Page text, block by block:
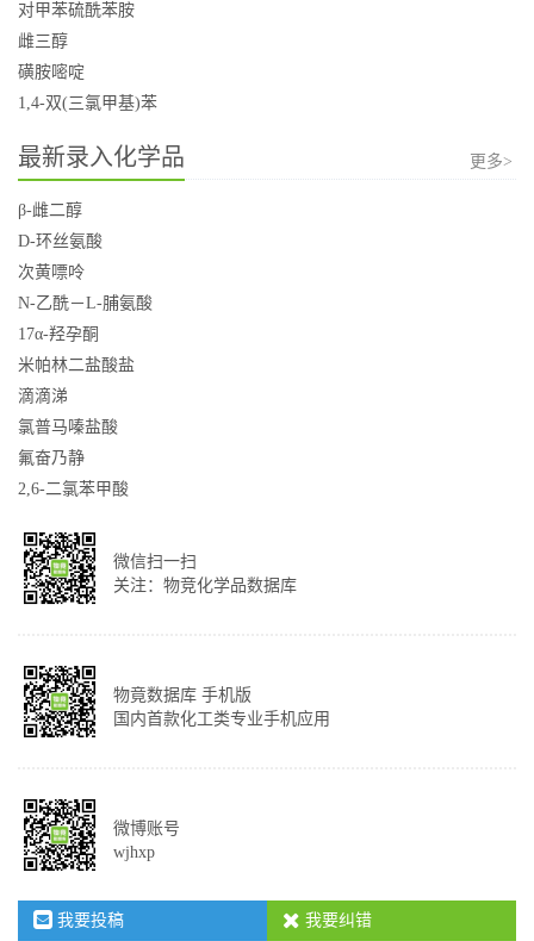
对甲苯硫酰苯胺
雌三醇
磺胺嘧啶
1,4-双(三氯甲基)苯
最新录入化学品 更多>
β-雌二醇
D-环丝氨酸
次黄嘌呤
N-乙酰－L-脯氨酸
17α-羟孕酮
米帕林二盐酸盐
滴滴涕
氯普马嗪盐酸
氟奋乃静
2,6-二氯苯甲酸
微信扫一扫
关注：物竞化学品数据库
物竟数据库 手机版
国内首款化工类专业手机应用
微博账号
wjhxp
我要投稿 我要纠错